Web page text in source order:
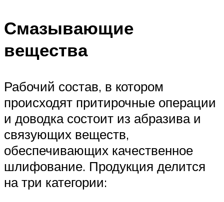
Смазывающие
вещества
Рабочий состав, в котором
происходят притирочные операции
и доводка состоит из абразива и
связующих веществ,
обеспечивающих качественное
шлифование. Продукция делится
на три категории: